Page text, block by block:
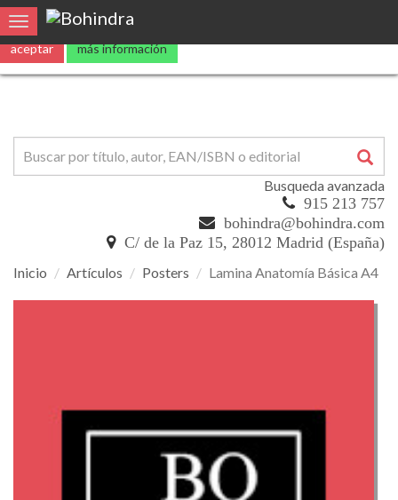
Utilizamoscookies propias y de terceros para mejorar nuestros
aceptar más información
Toggle navigation
Busqueda avanzada
915 213 757
bohindra@bohindra.com
C/ de la Paz 15, 28012 Madrid (España)
Inicio Artículos Posters Lamina Anatomía Básica A4